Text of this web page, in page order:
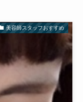
美容師スタッフおすすめ